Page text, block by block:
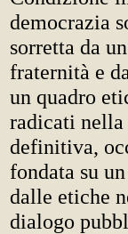
democrazia
sorretta da un
fraternità e
un quadro
radicati nella
definitiva,
fondata su
dalle etiche
dialogo